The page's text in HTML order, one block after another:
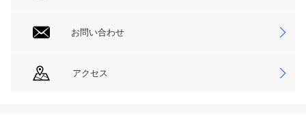
お問い合わせ
アクセス